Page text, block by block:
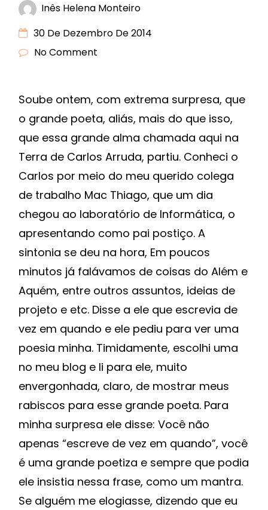
Inês Helena Monteiro
30 De Dezembro De 2014
No Comment
Soube ontem, com extrema surpresa, que
o grande poeta, aliás, mais do que isso,
que essa grande alma chamada aqui na
Terra de Carlos Arruda, partiu. Conheci o
Carlos por meio do meu querido colega
de trabalho Mac Thiago, que um dia
chegou ao laboratório de Informática, o
apresentando como pai postiço. A
sintonia se deu na hora, Em poucos
minutos já falávamos de coisas do Além e
Aquém, entre outros assuntos, ideias de
projeto e etc. Disse a ele que escrevia de
vez em quando e ele pediu para ver uma
poesia minha. Timidamente, escolhi uma
no meu blog e li para ele, muito
envergonhada, claro, de mostrar meus
rabiscos para esse grande poeta. Para
minha surpresa ele disse: Você não
apenas “escreve de vez em quando”, você
é uma grande poetiza e sempre que podia
ele insistia nessa frase, como um mantra.
Se alguém me elogiasse, dizendo que eu